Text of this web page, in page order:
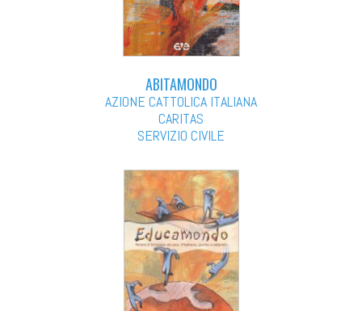
ABITAMONDO
AZIONE CATTOLICA ITALIANA
CARITAS
SERVIZIO CIVILE